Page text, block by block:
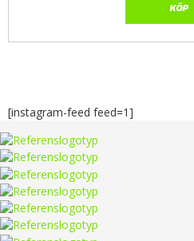
KÖP
[instagram-feed feed=1]